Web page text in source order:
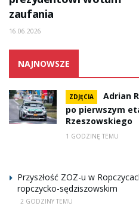
zaufania
16.06.2026
NAJNOWSZE
ZDJĘCIA
Adrian
po pierwszym
Rzeszowskiego
1 GODZINĘ TEMU
Przyszłość ZOZ-u w
ropczycko-sędziszowskim
2 GODZINY TEMU